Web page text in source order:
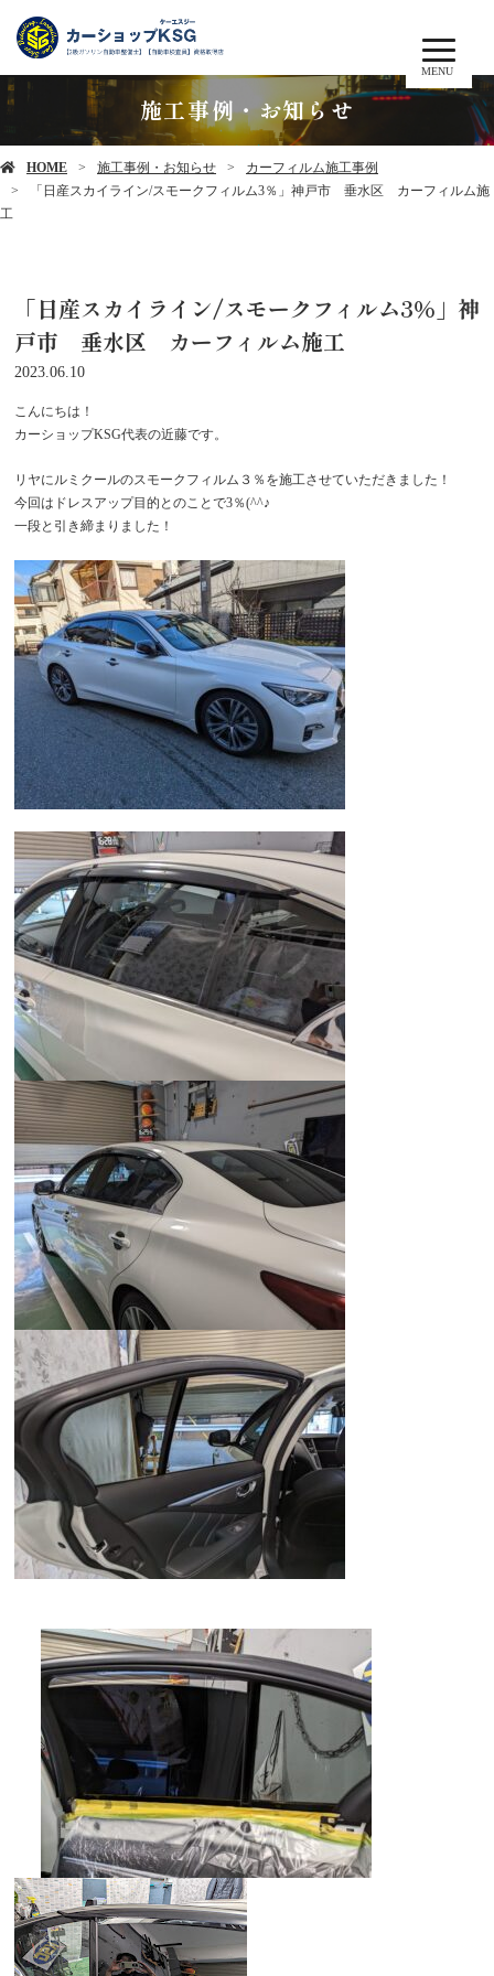
MENU
施工事例・お知らせ
HOME 施工事例・お知らせ
カーフィルム施工事例
「日産スカイライン/スモークフィルム3％」神戸市 垂水区 カーフィルム施
工
「日産スカイライン/スモークフィルム3％」神
戸市 垂水区 カーフィルム施工
2023.06.10
こんにちは！
カーショップKSG代表の近藤です。
リヤにルミクールのスモークフィルム３％を施工させていただきました！
今回はドレスアップ目的とのことで3％(^^♪
一段と引き締まりました！